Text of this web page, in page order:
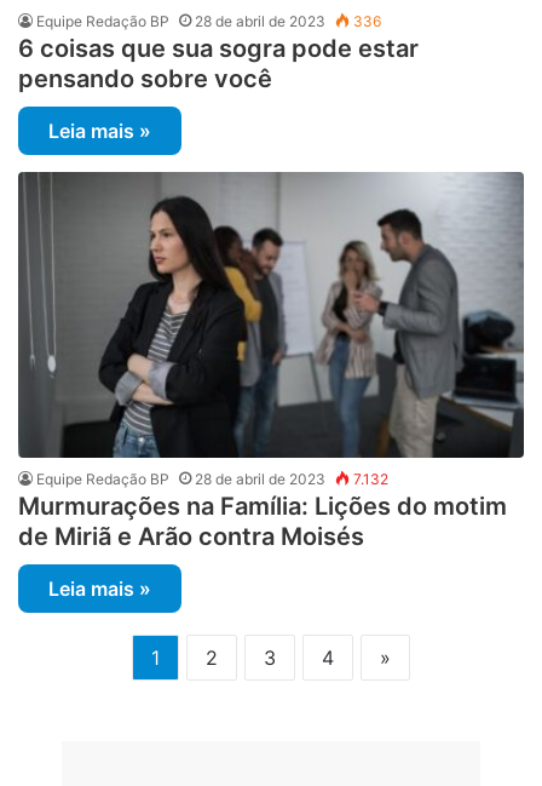
Equipe Redação BP 28 de abril de 2023 336
6 coisas que sua sogra pode estar
pensando sobre você
Leia mais »
Equipe Redação BP 28 de abril de 2023 7.132
Murmurações na Família: Lições do motim
de Miriã e Arão contra Moisés
Leia mais »
1 2 3 4 »